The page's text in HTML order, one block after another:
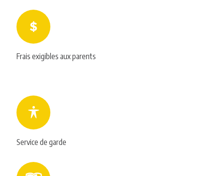
Frais exigibles aux parents
Service de garde